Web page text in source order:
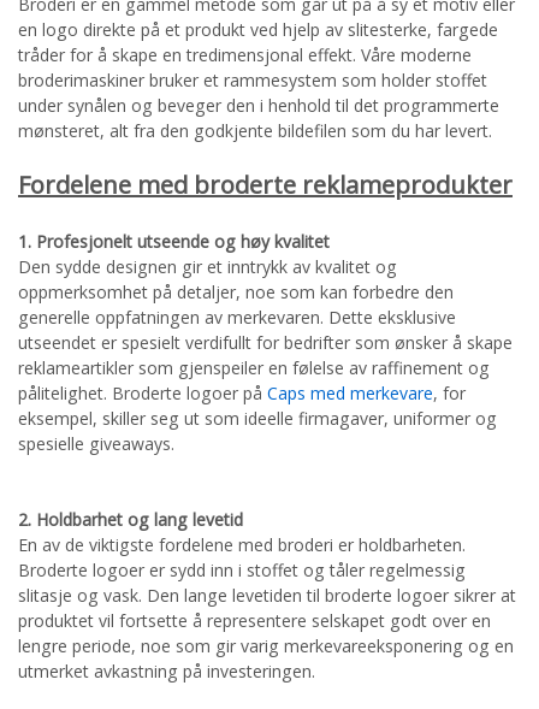
en logo direkte på et produkt ved hjelp av slitesterke, fargede
tråder for å skape en tredimensjonal effekt. Våre moderne
broderimaskiner bruker et rammesystem som holder stoffet
under synålen og beveger den i henhold til det programmerte
mønsteret, alt fra den godkjente bildefilen som du har levert.
Fordelene med broderte reklameprodukter
1. Profesjonelt utseende og høy kvalitet
Den sydde designen gir et inntrykk av kvalitet og
oppmerksomhet på detaljer, noe som kan forbedre den
generelle oppfatningen av merkevaren. Dette eksklusive
utseendet er spesielt verdifullt for bedrifter som ønsker å skape
reklameartikler som gjenspeiler en følelse av raffinement og
pålitelighet. Broderte logoer på Caps med merkevare, for
eksempel, skiller seg ut som ideelle firmagaver, uniformer og
spesielle giveaways.
2. Holdbarhet og lang levetid
En av de viktigste fordelene med broderi er holdbarheten.
Broderte logoer er sydd inn i stoffet og tåler regelmessig
slitasje og vask. Den lange levetiden til broderte logoer sikrer at
produktet vil fortsette å representere selskapet godt over en
lengre periode, noe som gir varig merkevareeksponering og en
utmerket avkastning på investeringen.